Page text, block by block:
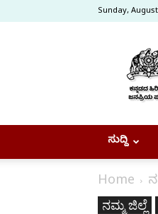
Sunday,
ಸುದ್ದಿ
Home
ನಮ್ಮ ಜಿಲ್ಲೆ